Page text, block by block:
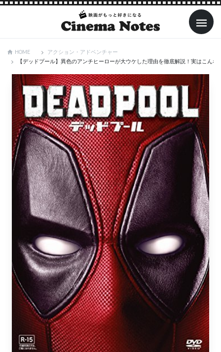
HOME
アクション・アドベンチャー
【デッドプール】異色のアンチヒーローが大ウケした理由を徹底解説！実はこん